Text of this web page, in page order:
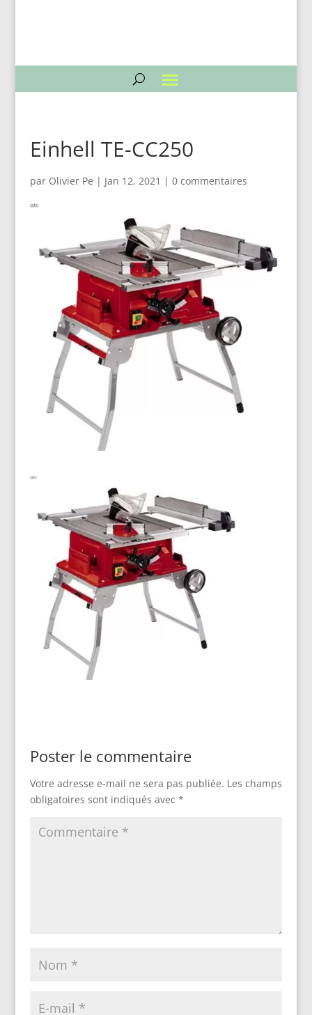
Einhell TE-CC250
par Olivier Pe | Jan 12, 2021 | 0 commentaires
Poster le commentaire
Votre adresse e-mail ne sera pas publiée. Les champs
obligatoires sont indiqués avec *